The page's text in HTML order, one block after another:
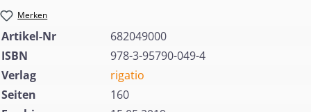
Merken
Artikel-Nr
682049000
ISBN
978-3-95790-049-4
Verlag
rigatio
Seiten
160